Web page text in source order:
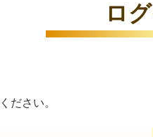
ロ
ださい。